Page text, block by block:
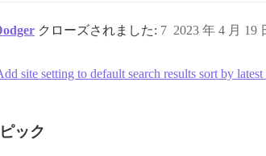
クローズされました: 2023 年 4 月 19
7
site setting to default search results sort by
ック